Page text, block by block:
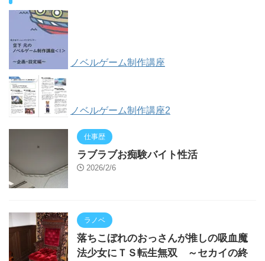
ノベルゲーム制作講座
ノベルゲーム制作講座2
仕事歴
ラブラブお痴験バイト性活
2026/2/6
ラノベ
落ちこぼれのおっさんが推しの吸血魔
法少女にＴＳ転生無双 ～セカイの終